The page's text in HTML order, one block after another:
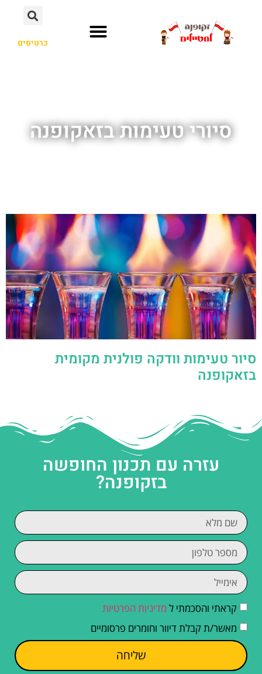
כרטיסים
סיורי טעימות בזאקופנה
סיור טעימות וודקה פולנית מקומית
בזאקופנה
עזרה עם תכנון החופשה
בזקופנה?
קראתי והסכמתי ל מדיניות הפרטיות
מאשר/ת קבלת דיוור וחומרים פרסומיים
שליחה